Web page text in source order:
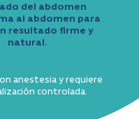
del abdomen
al abdomen para
resultado firme y
natural.
anestesia y requiere
controlada.